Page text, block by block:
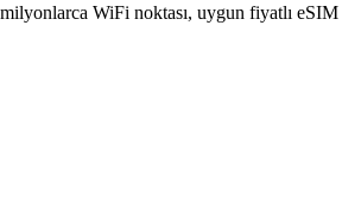
WiFi noktası, uygun fiyatlı